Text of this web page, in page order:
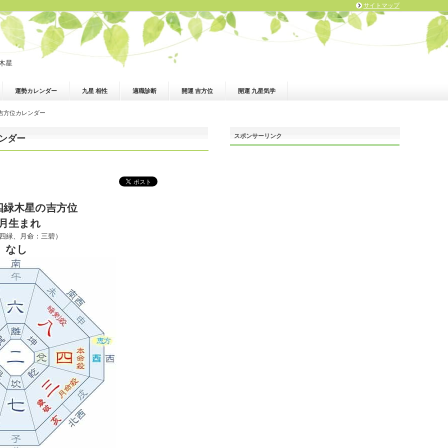
星
運勢カレンダー 九星 相性 適職診断 開運 吉方位 開運 九星気学
方位カレンダー
ダー
緑木星の吉方位
生まれ
緑、月命：三碧）
なし
スポンサーリンク
サイトマップ